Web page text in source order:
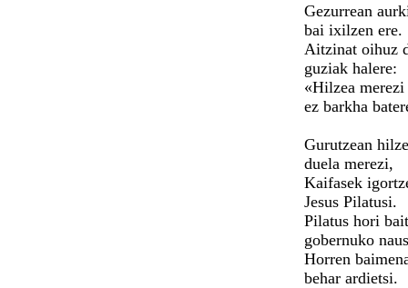
Gezurrean
bai ixilzen ere.
Aitzinat oihuz
guziak halere:
«Hilzea
ez barkha
Gurutzean
duela merezi,
Kaifasek
Jesus Pilatusi.
Pilatus hori
gobernuko
Horren
behar ardietsi.